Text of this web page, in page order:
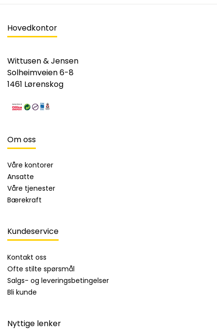
Hovedkontor
Wittusen & Jensen
Solheimveien 6-8
1461 Lørenskog
Om oss
Våre kontorer
Ansatte
Våre tjenester
Bærekraft
Kundeservice
Kontakt oss
Ofte stilte spørsmål
Salgs- og leveringsbetingelser
Bli kunde
Nyttige lenker